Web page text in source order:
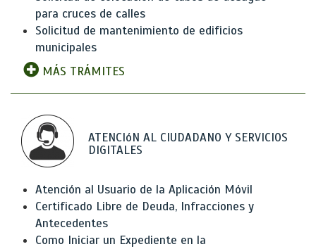
para cruces de calles
Solicitud de mantenimiento de edificios
municipales
MÁS TRÁMITES
ATENCIóN AL CIUDADANO Y SERVICIOS
DIGITALES
Atención al Usuario de la Aplicación Móvil
Certificado Libre de Deuda, Infracciones y
Antecedentes
Como Iniciar un Expediente en la